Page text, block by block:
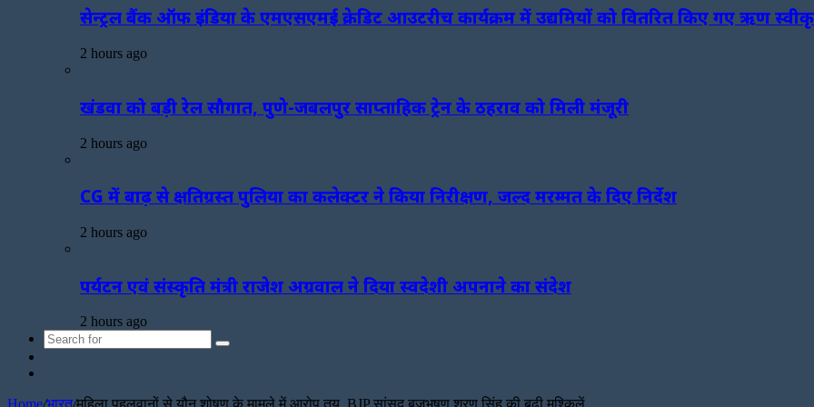
सेन्ट्रल बैंक ऑफ इंडिया के एमएसएमई क्रेडिट आउटरीच कार्यक्रम में उद्यमियों को वितरित किए गए ऋण
2 hours ago
खंडवा को बड़ी रेल सौगात, पुणे-जबलपुर साप्ताहिक ट्रेन के ठहराव को मिली मंजूरी
2 hours ago
CG में बाढ़ से क्षतिग्रस्त पुलिया का कलेक्टर ने किया निरीक्षण, जल्द मरम्मत के दिए निर्देश
2 hours ago
पर्यटन एवं संस्कृति मंत्री राजेश अग्रवाल ने दिया स्वदेशी अपनाने का संदेश
2 hours ago
Search